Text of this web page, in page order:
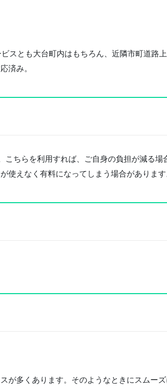
スとも大台町内はもちろん、近隣市町道路
済み。
ちらを利用すれば、ご自身の負担が減る場
えなく有料になってしまう場合があります
が多くあります。そのようなときにスムー